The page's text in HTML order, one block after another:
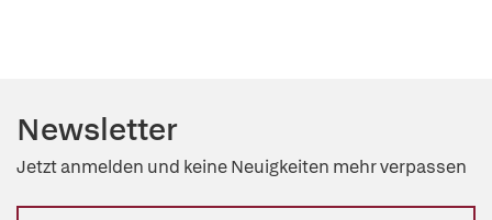
Newsletter
Jetzt anmelden und keine Neuigkeiten mehr verpassen